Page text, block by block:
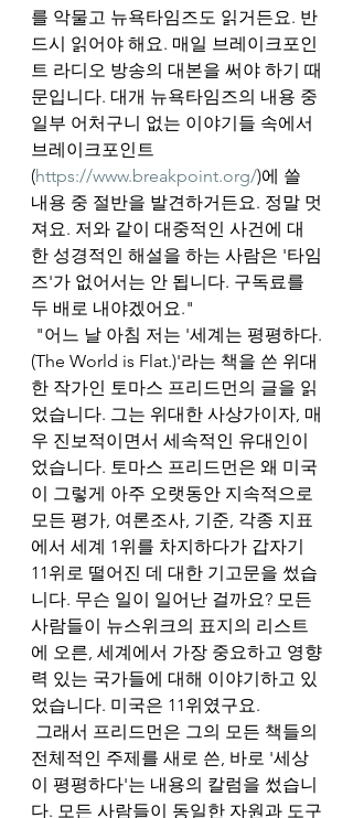
를 악물고 뉴욕타임즈도 읽거든요. 반
드시 읽어야 해요. 매일 브레이크포인
트 라디오 방송의 대본을 써야 하기 때
문입니다. 대개 뉴욕타임즈의 내용 중
일부 어처구니 없는 이야기들 속에서
브레이크포인트
(https://www.breakpoint.org/)에 쓸
내용 중 절반을 발견하거든요. 정말 멋
져요. 저와 같이 대중적인 사건에 대
한 성경적인 해설을 하는 사람은 '타임
즈'가 없어서는 안 됩니다. 구독료를
두 배로 내야겠어요."
(The World is Flat.)'라는 책을 쓴 위대
한 작가인 토마스 프리드먼의 글을 읽
었습니다. 그는 위대한 사상가이자, 매
우 진보적이면서 세속적인 유대인이
었습니다. 토마스 프리드먼은 왜 미국
이 그렇게 아주 오랫동안 지속적으로
모든 평가, 여론조사, 기준, 각종 지표
에서 세계 1위를 차지하다가 갑자기
11위로 떨어진 데 대한 기고문을 썼습
니다. 무슨 일이 일어난 걸까요? 모든
사람들이 뉴스위크의 표지의 리스트
에 오른, 세계에서 가장 중요하고 영향
력 있는 국가들에 대해 이야기하고 있
었습니다. 미국은 11위였구요.
전체적인 주제를 새로 쓴, 바로 '세상
이 평평하다'는 내용의 칼럼을 썼습니
다. 모든 사람들이 동일한 자원과 도구